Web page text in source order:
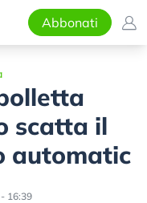
Abbonati
scatta il
automatic
16:39